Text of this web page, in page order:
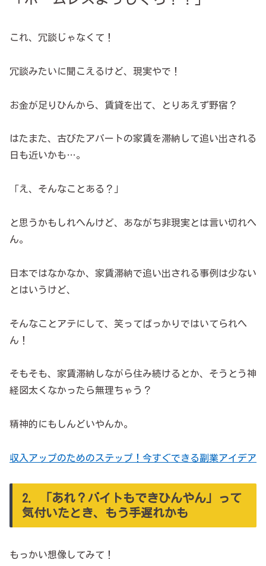
これ、冗談じゃなくて！
冗談みたいに聞こえるけど、現実やで！
お金が足りひんから、賃貸を出て、とりあえず野宿？
はたまた、古びたアパートの家賃を滞納して追い出される
日も近いかも…。
「え、そんなことある？」
と思うかもしれへんけど、あながち非現実とは言い切れへ
ん。
日本ではなかなか、家賃滞納で追い出される事例は少ない
とはいうけど、
そんなことアテにして、笑ってばっかりではいてられへ
ん！
そもそも、家賃滞納しながら住み続けるとか、そうとう神
経図太くなかったら無理ちゃう？
精神的にもしんどいやんか。
収入アップのためのステップ！今すぐできる副業アイデア
2．「あれ？バイトもできひんやん」って
気付いたとき、もう手遅れかも
もっかい想像してみて！